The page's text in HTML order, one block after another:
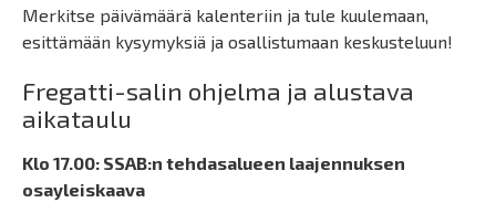
Merkitse päivämäärä kalenteriin ja tule kuulemaan,
esittämään kysymyksiä ja osallistumaan keskusteluun!
Fregatti-salin ohjelma ja alustava
aikataulu
Klo 17.00: SSAB:n tehdasalueen laajennuksen
osayleiskaava